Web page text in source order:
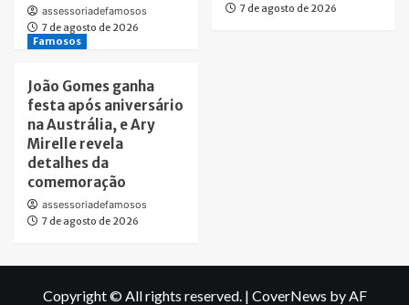
assessoriadefamosos
7 de agosto de 2026
7 de agosto de 2026
Famosos
João Gomes ganha
festa após aniversário
na Austrália, e Ary
Mirelle revela
detalhes da
comemoração
assessoriadefamosos
7 de agosto de 2026
Copyright © All rights reserved. | CoverNews by AF